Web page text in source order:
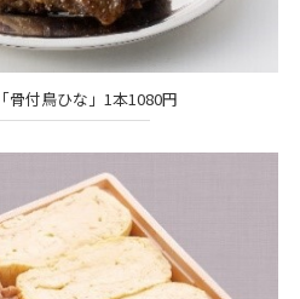
骨付鳥ひな」1本1080円